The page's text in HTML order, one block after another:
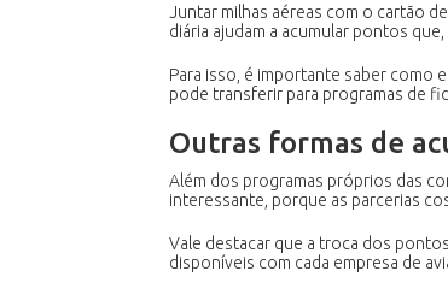
Juntar milhas aéreas com o cartão
diária ajudam a acumular pontos
Para isso, é importante saber como
pode transferir para programas de
Outras formas de
Além dos programas próprios das
interessante, porque as parcerias
Vale destacar que a troca dos
disponíveis com cada empresa de